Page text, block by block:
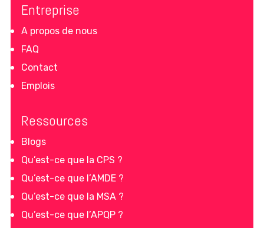
Entreprise
A propos de nous
FAQ
Contact
Emplois
Ressources
Blogs
Qu’est-ce que la CPS ?
Qu’est-ce que l’AMDE ?
Qu’est-ce que la MSA ?
Qu’est-ce que l’APQP ?